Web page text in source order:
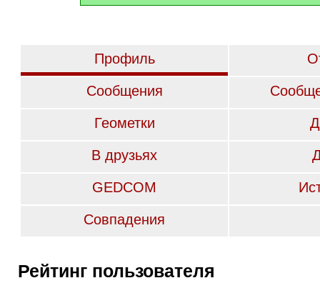
Профиль
Сообщения
Геометки
В друзьях
GEDCOM
Совпадения
Рейтинг пользователя